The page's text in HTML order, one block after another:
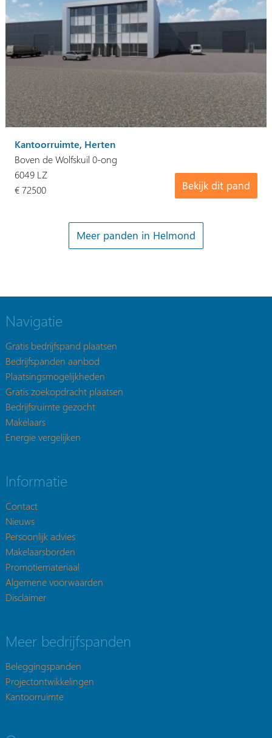
Kantoorruimte, Herten
Boven de Wolfskuil 0-ong
Bekijk dit pand
6049 LZ
€ 72500
Meer panden in Helmond
Navigatie
Gratis bedrijfspand plaatsen
Bedrijfspanden aanbod
Plaatsingsmogelijkheden
Gratis zoekopdracht plaatsen
Bedrijfsruimte gezocht
Makelaars
Energie vergelijken
Informatie
Contact
Nieuws
Persoonlijk advies
Makelaarsborden
Promotiemateriaal
Algemene voorwaarden
Disclaimer
Meer bedrijfspanden
Beleggingspanden
Projectontwikkelingen
Kantoorruimte